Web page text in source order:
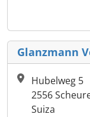
Glanzmann
Hubelweg 5
2556
Suiza